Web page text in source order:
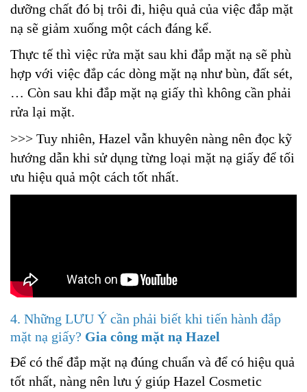
dưỡng chất đó bị trôi đi, hiệu quả của việc đắp mặt
nạ sẽ giảm xuống một cách đáng kể.
Thực tế thì việc rửa mặt sau khi đắp mặt nạ sẽ phù
hợp với việc đắp các dòng mặt nạ như bùn, đất sét,
… Còn sau khi đắp mặt nạ giấy thì không cần phải
rửa lại mặt.
>>> Tuy nhiên, Hazel vẫn khuyên nàng nên đọc kỹ
hướng dẫn khi sử dụng từng loại mặt nạ giấy để tối
ưu hiệu quả một cách tốt nhất.
4. Những LƯU Ý cần phải biết khi tiến hành đắp
mặt nạ giấy? Gia công mặt nạ Hazel
Để có thể đắp mặt nạ đúng chuẩn và để có hiệu quả
tốt nhất, nàng nên lưu ý giúp Hazel Cosmetic